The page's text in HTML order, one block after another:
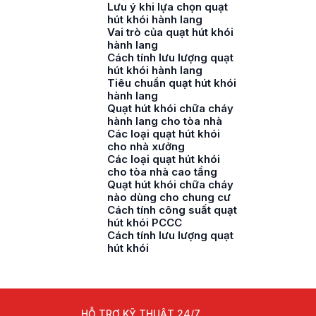
Lưu ý khi lựa chọn quạt
hút khói hành lang
Vai trò của quạt hút khói
hành lang
Cách tính lưu lượng quạt
hút khói hành lang
Tiêu chuẩn quạt hút khói
hành lang
Quạt hút khói chữa cháy
hành lang cho tòa nhà
Các loại quạt hút khói
cho nhà xưởng
Các loại quạt hút khói
cho tòa nhà cao tầng
Quạt hút khói chữa cháy
nào dùng cho chung cư
Cách tính công suất quạt
hút khói PCCC
Cách tính lưu lượng quạt
hút khói
HỖ TRỢ KỸ THUẬT 24/7